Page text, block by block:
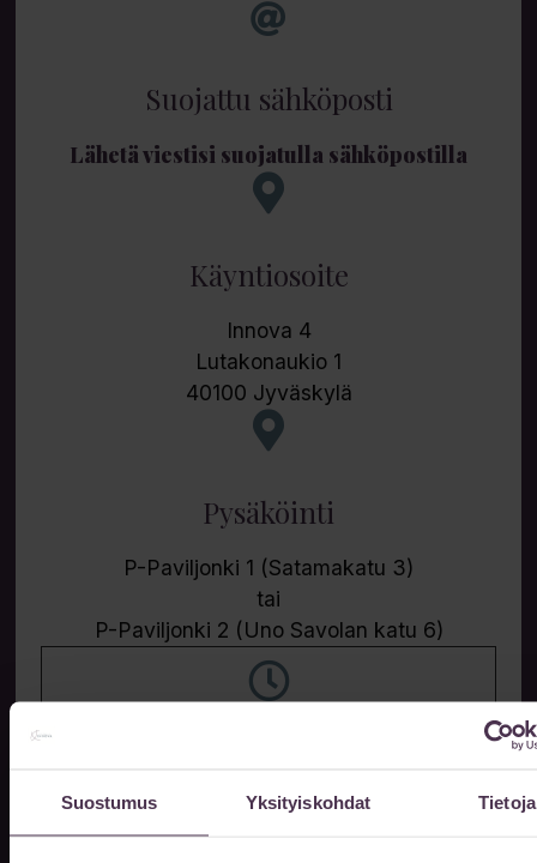
Suostumus Yksityiskohdat Tietoja
Suojattu sähköposti
Lähetä viestisi suojatulla sähköpostilla
Käyntiosoite
Innova 4
Lutakonaukio 1
40100 Jyväskylä
Pysäköinti
P-Paviljonki 1 (Satamakatu 3)
tai
P-Paviljonki 2 (Uno Savolan katu 6)
Vastaanottomme on auki ajanvarauksella